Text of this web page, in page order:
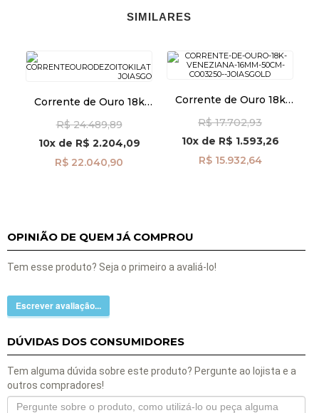
SIMILARES
Corrente de Ouro 18k
60cm co03939
R$ 24.489,89
10xde R$ 2.204,09
R$ 22.040,90
Corrente de Ouro 18k
co03250
R$ 17.702,93
10xde R$ 1.593,26
R$ 15.932,64
OPINIÃO DE QUEM JÁ COMPROU
Tem esse produto? Seja o primeiro a avaliá-lo!
Escrever avaliação...
DÚVIDAS DOS CONSUMIDORES
Tem alguma dúvida sobre este produto? Pergunte ao lojista e a
outros compradores!